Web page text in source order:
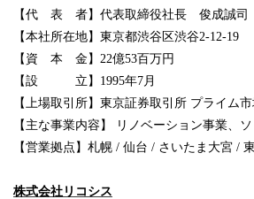
【代 表 者】代表取締役
【本社所在地】東京都渋谷区渋谷2-12-19
【資 本 金】22億53百万円
【設 立】1995年7月
【上場取引所】東京証券取引所 プライム市
【主な事業内容】 リノベーション事業、
【営業拠点】札幌 / 仙台 / さいたま大宮 /
株式会社リコシス